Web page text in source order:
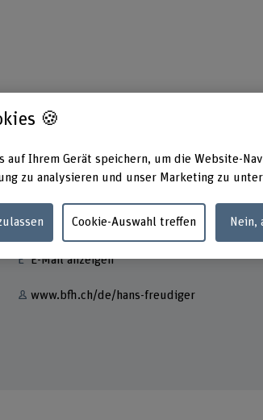
Kontakt
E-Mail anzeigen
www.bfh.ch/de/hans-freudiger
🍪
auf Ihrem Gerät speichern, um die Website-
zu analysieren und unser Marketing zu
Cookie-Auswahl treffen Nein,